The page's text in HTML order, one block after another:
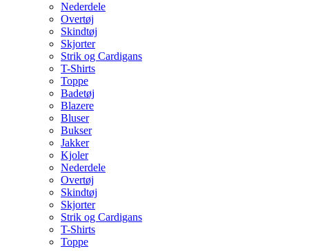
Nederdele
Overtøj
Skindtøj
Skjorter
Strik og Cardigans
T-Shirts
Toppe
Badetøj
Blazere
Bluser
Bukser
Jakker
Kjoler
Nederdele
Overtøj
Skindtøj
Skjorter
Strik og Cardigans
T-Shirts
Toppe